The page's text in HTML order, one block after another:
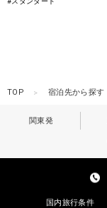
TOP 宿泊先から探す
関東発
国内旅行条件